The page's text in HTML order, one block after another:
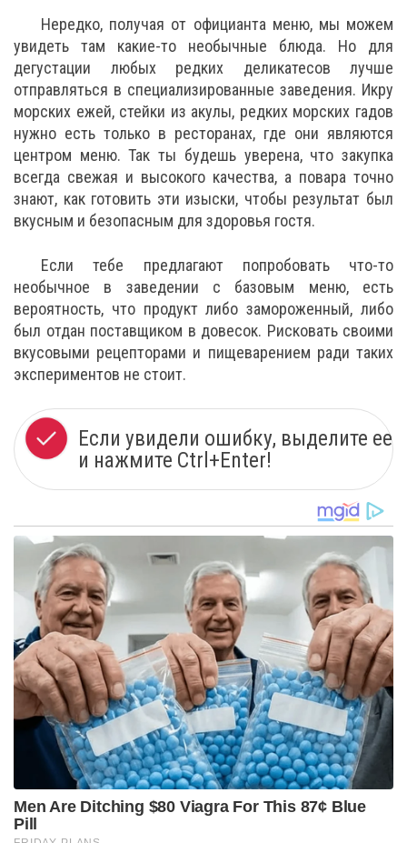
Нередко, получая от официанта меню, мы можем
увидеть там какие-то необычные блюда. Но для
дегустации любых редких деликатесов лучше
отправляться в специализированные заведения. Икру
морских ежей, стейки из акулы, редких морских гадов
нужно есть только в ресторанах, где они являются
центром меню. Так ты будешь уверена, что закупка
всегда свежая и высокого качества, а повара точно
знают, как готовить эти изыски, чтобы результат был
вкусным и безопасным для здоровья гостя.
Если тебе предлагают попробовать что-то
необычное в заведении с базовым меню, есть
вероятность, что продукт либо замороженный, либо
был отдан поставщиком в довесок. Рисковать своими
вкусовыми рецепторами и пищеварением ради таких
экспериментов не стоит.
Если увидели ошибку, выделите ее
и нажмите Ctrl+Enter!
Men Are Ditching $80 Viagra For This 87¢ Blue
Pill